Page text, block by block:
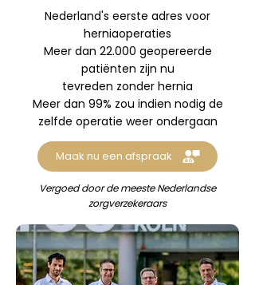
Nederland's eerste adres voor
herniaoperaties
Meer dan 22.000 geopereerde
patiënten zijn nu
tevreden zonder hernia
Meer dan 99% zou indien nodig de
zelfde operatie weer ondergaan
Maak nu een afspraak
Vergoed door de meeste Nederlandse
zorgverzekeraars